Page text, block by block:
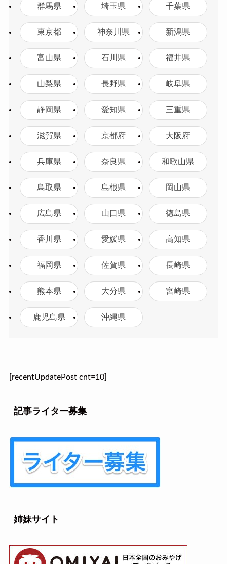
群馬県 埼玉県 千葉県
東京都 神奈川県 新潟県
富山県 石川県 福井県
山梨県 長野県 岐阜県
静岡県 愛知県 三重県
滋賀県 京都府 大阪府
兵庫県 奈良県 和歌山県
鳥取県 島根県 岡山県
広島県 山口県 徳島県
香川県 愛媛県 高知県
福岡県 佐賀県 長崎県
熊本県 大分県 宮崎県
鹿児島県 沖縄県
[recentUpdatePost cnt=10]
記事ライター募集
姉妹サイト